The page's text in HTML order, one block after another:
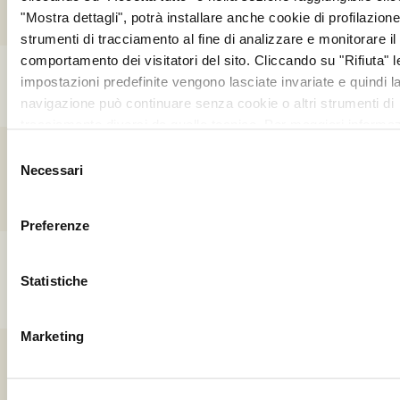
"Mostra dettagli", potrà installare anche cookie di
strumenti di tracciamento al fine di analizzare e monitorare il
comportamento dei visitatori del sito. Cliccando su "Rifiuta"
impostazioni predefinite vengono lasciate invariate e quindi
navigazione può continuare senza cookie o altri strumenti di
delNecessari
Preferenze
Statistiche
Marketing
Sicilia